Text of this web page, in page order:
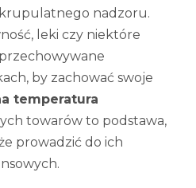
nadzoru.
leki czy niektóre
by zachować swoje
temperatura
towarów to podstawa,
prowadzić do ich